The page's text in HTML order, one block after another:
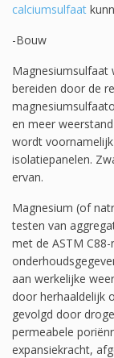
calciumsulfaat
-Bouw
Magnesiumsulfaat
bereiden door de
en meer
wordt
isolatiepanelen.
ervan.
Magnesium (of
testen van
met de ASTM
aan werkelijke
door herhaaldelijk
gevolgd door
permeabele
expansiekracht,